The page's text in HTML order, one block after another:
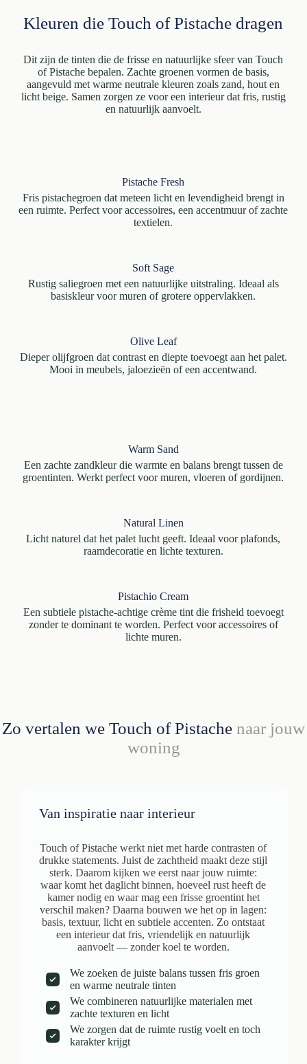
Kleuren die Touch of Pistache dragen
Dit zijn de tinten die de frisse en natuurlijke sfeer van Touch
of Pistache bepalen. Zachte groenen vormen de basis,
aangevuld met warme neutrale kleuren zoals zand, hout en
licht beige. Samen zorgen ze voor een interieur dat fris, rustig
en natuurlijk aanvoelt.
Pistache Fresh
Fris pistachegroen dat meteen licht en levendigheid brengt in
een ruimte. Perfect voor accessoires, een accentmuur of zachte
textielen.
Soft Sage
Rustig saliegroen met een natuurlijke uitstraling. Ideaal als
basiskleur voor muren of grotere oppervlakken.
Olive Leaf
Dieper olijfgroen dat contrast en diepte toevoegt aan het palet.
Mooi in meubels, jaloezieën of een accentwand.
Warm Sand
Een zachte zandkleur die warmte en balans brengt tussen de
groentinten. Werkt perfect voor muren, vloeren of gordijnen.
Natural Linen
Licht naturel dat het palet lucht geeft. Ideaal voor plafonds,
raamdecoratie en lichte texturen.
Pistachio Cream
Een subtiele pistache-achtige crème tint die frisheid toevoegt
zonder te dominant te worden. Perfect voor accessoires of
lichte muren.
Zo vertalen we Touch of Pistache naar jouw
woning
Van inspiratie naar interieur
Touch of Pistache werkt niet met harde contrasten of
drukke statements. Juist de zachtheid maakt deze stijl
sterk. Daarom kijken we eerst naar jouw ruimte:
waar komt het daglicht binnen, hoeveel rust heeft de
kamer nodig en waar mag een frisse groentint het
verschil maken? Daarna bouwen we het op in lagen:
basis, textuur, licht en subtiele accenten. Zo ontstaat
een interieur dat fris, vriendelijk en natuurlijk
aanvoelt — zonder koel te worden.
We zoeken de juiste balans tussen fris groen
en warme neutrale tinten
We combineren natuurlijke materialen met
zachte texturen en licht
We zorgen dat de ruimte rustig voelt en toch
karakter krijgt